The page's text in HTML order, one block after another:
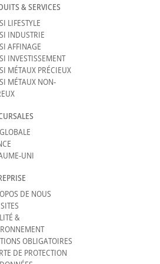
& SERVICES
LIFESTYLE
INDUSTRIE
AFFINAGE
INVESTISSEMENT
MÉTAUX PRÉCIEUX
MÉTAUX NON-
UNI
DE NOUS
&
OBLIGATOIRES
DE PROTECTION